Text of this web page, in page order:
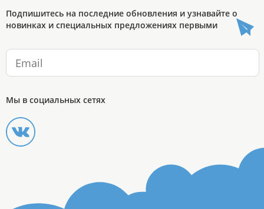
Подпишитесь на последние обновления и узнавайте о
новинках и специальных предложениях первыми
Мы в социальных сетях